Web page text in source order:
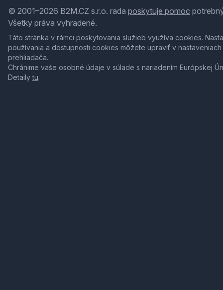
© 2001–2026 B2M.CZ s.r.o. rada poskytuje pomoc
Všetky práva vyhradené.
Táto stránka v rámci poskytovania služieb využíva cookies.
používania a dostupnosti cookies môžete upraviť v nastaveniach
prehliadača.
Chránime vaše osobné údaje v súlade s nariadením Európskej
Detailytu.